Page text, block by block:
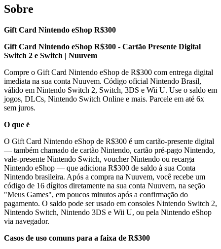
Sobre
Gift Card Nintendo eShop R$300
Gift Card Nintendo eShop R$300 - Cartão Presente Digital
Switch 2 e Switch | Nuuvem
Compre o Gift Card Nintendo eShop de R$300 com entrega digital
imediata na sua conta Nuuvem. Código oficial Nintendo Brasil,
válido em Nintendo Switch 2, Switch, 3DS e Wii U. Use o saldo em
jogos, DLCs, Nintendo Switch Online e mais. Parcele em até 6x
sem juros.
O que é
O Gift Card Nintendo eShop de R$300 é um cartão-presente digital
— também chamado de cartão Nintendo, cartão pré-pago Nintendo,
vale-presente Nintendo Switch, voucher Nintendo ou recarga
Nintendo eShop — que adiciona R$300 de saldo à sua Conta
Nintendo brasileira. Após a compra na Nuuvem, você recebe um
código de 16 dígitos diretamente na sua conta Nuuvem, na seção
"Meus Games", em poucos minutos após a confirmação do
pagamento. O saldo pode ser usado em consoles Nintendo Switch 2,
Nintendo Switch, Nintendo 3DS e Wii U, ou pela Nintendo eShop
via navegador.
Casos de uso comuns para a faixa de R$300